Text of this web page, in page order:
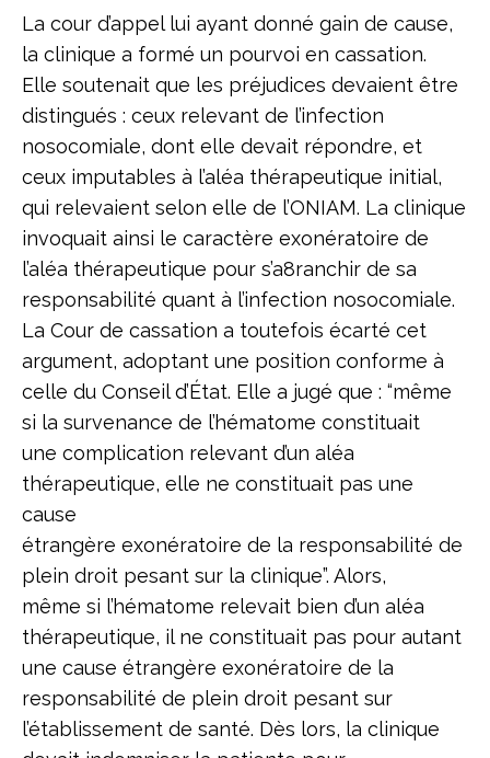
La cour d’appel lui ayant donné gain de cause,
la clinique a formé un pourvoi en cassation.
Elle soutenait que les préjudices devaient être
distingués : ceux relevant de l’infection
nosocomiale, dont elle devait répondre, et
ceux imputables à l’aléa thérapeutique initial,
qui relevaient selon elle de l’ONIAM. La clinique
invoquait ainsi le caractère exonératoire de
l’aléa thérapeutique pour s’a8ranchir de sa
responsabilité quant à l’infection nosocomiale.
La Cour de cassation a toutefois écarté cet
argument, adoptant une position conforme à
celle du Conseil d’État. Elle a jugé que : “même
si la survenance de l’hématome constituait
une complication relevant d’un aléa
thérapeutique, elle ne constituait pas une
cause
étrangère exonératoire de la responsabilité de
plein droit pesant sur la clinique”. Alors,
même si l’hématome relevait bien d’un aléa
thérapeutique, il ne constituait pas pour autant
une cause étrangère exonératoire de la
responsabilité de plein droit pesant sur
l’établissement de santé. Dès lors, la clinique